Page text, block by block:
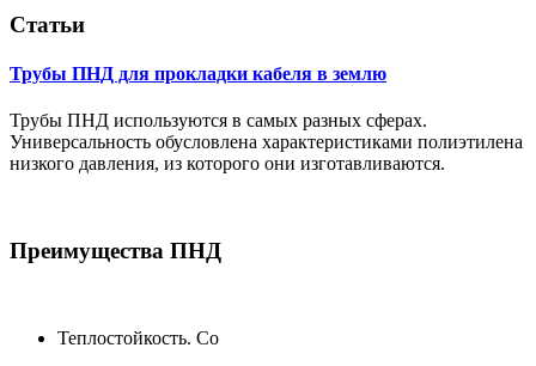
Статьи
Трубы ПНД для прокладки кабеля в землю
Трубы ПНД используются в самых разных сферах.
Универсальность обусловлена характеристиками полиэтилена
низкого давления, из которого они изготавливаются.
Преимущества ПНД
Теплостойкость. Со